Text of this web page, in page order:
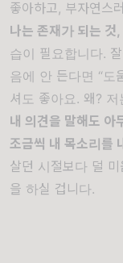
좋아하고, 부자연스
나는 존재가 되는 것 ,
습이 필요합니다.
음에 안 든다면 “도
셔도 좋아요. 왜?
내 의견을 말해도 아
조금씩 내 목소리를
살던 시절보다 덜
을 하실 겁니다.